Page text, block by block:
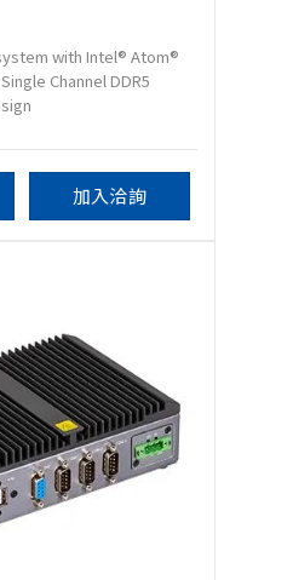
with Intel® Atom®
Channel DDR5
加入洽詢